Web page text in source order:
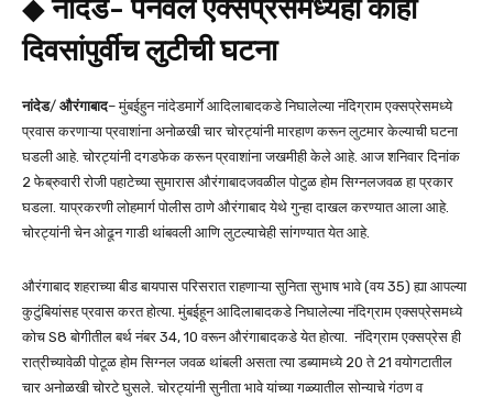
◆नांदेड- पनवेल एक्सप्रेसमध्येही काही
दिवसांपुर्वीच लुटीची घटना
नांदेड/ औरंगाबाद– मुंबईहुन नांदेडमार्गे आदिलाबादकडे निघालेल्या नंदिग्राम एक्सप्रेसमध्ये
प्रवास करणाऱ्या प्रवाशांना अनोळखी चार चोरट्यांनी मारहाण करून लुटमार केल्याची घटना
घडली आहे. चोरट्यांनी दगडफेक करून प्रवाशांना जखमीही केले आहे. आज शनिवार दिनांक
2 फेब्रुवारी रोजी पहाटेच्या सुमारास औरंगाबादजवळील पोटुळ होम सिग्नलजवळ हा प्रकार
घडला. याप्रकरणी लोहमार्ग पोलीस ठाणे औरंगाबाद येथे गुन्हा दाखल करण्यात आला आहे.
चोरट्यांनी चेन ओढून गाडी थांबवली आणि लुटल्याचेही सांगण्यात येत आहे.
औरंगाबाद शहराच्या बीड बायपास परिसरात राहणाऱ्या सुनिता सुभाष भावे (वय 35) ह्या आपल्या
कुटुंबियांसह प्रवास करत होत्या. मुंबईहून आदिलाबादकडे निघालेल्या नंदिग्राम एक्सप्रेसमध्ये
कोच S8 बोगीतील बर्थ नंबर 34, 10 वरून औरंगाबादकडे येत होत्या. नंदिग्राम एक्सप्रेस ही
रात्रीच्यावेळी पोटूळ होम सिग्नल जवळ थांबली असता त्या डब्यामध्ये 20 ते 21 वयोगटातील
चार अनोळखी चोरटे घुसले. चोरट्यांनी सुनीता भावे यांच्या गळ्यातील सोन्याचे गंठण व